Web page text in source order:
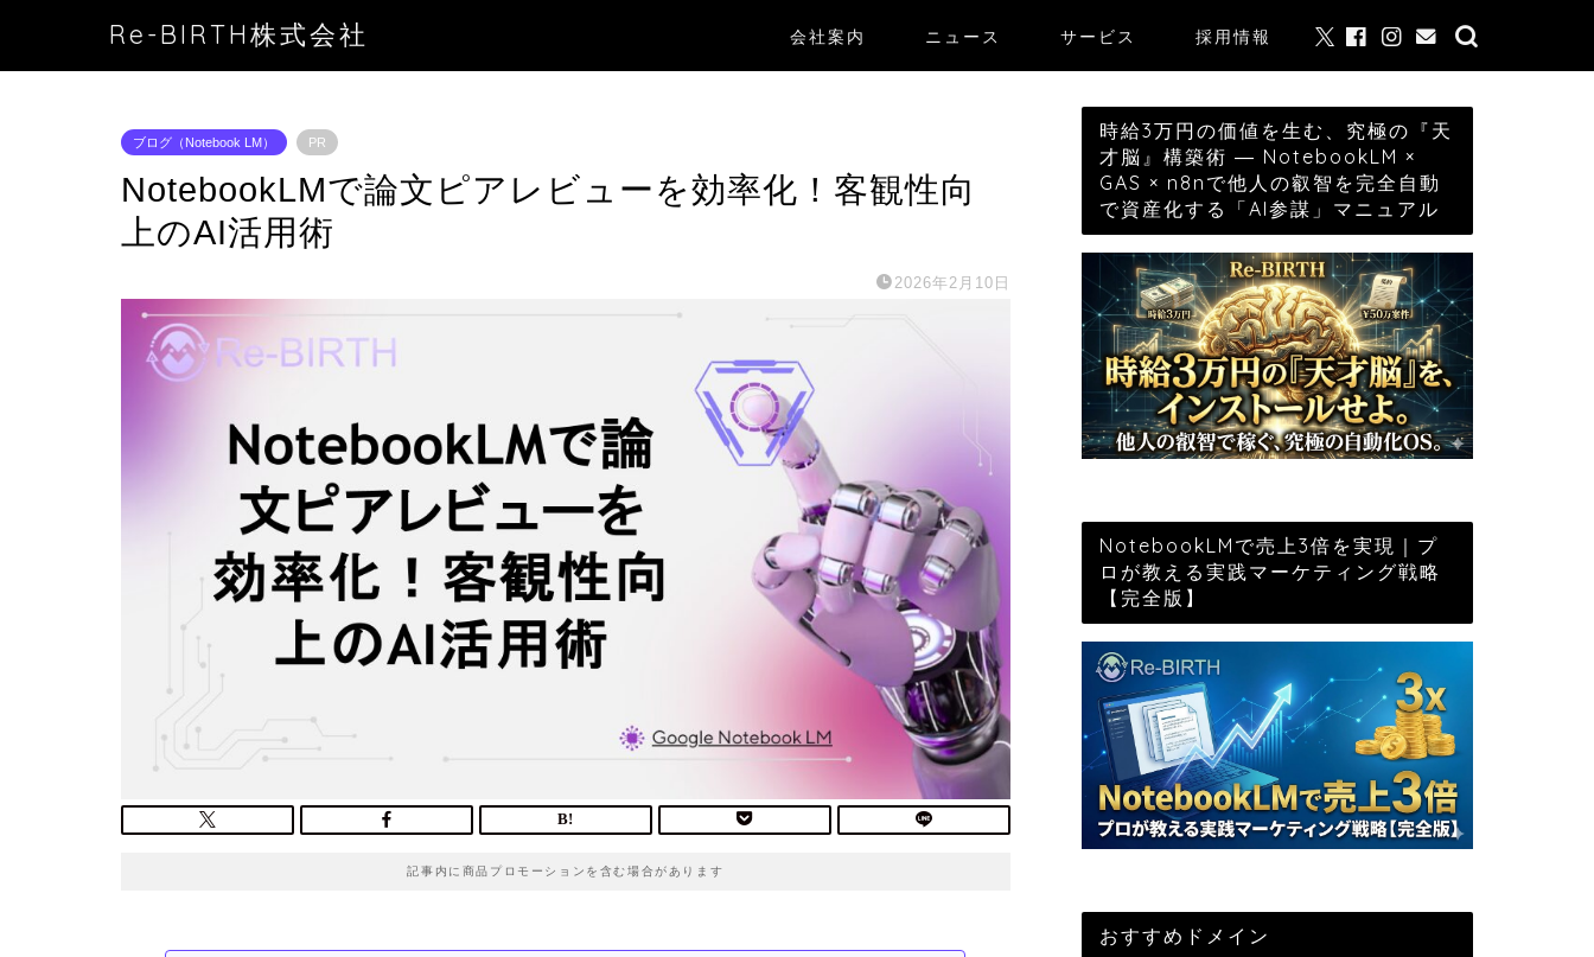
Re-BIRTH株式会社 会社案内 ニュース サービス 採用情報
ブログ（Notebook LM） PR
NotebookLMで論文ピアレビューを効率化！客観性向
上のAI活用術
2026年2月10日
記事内に商品プロモーションを含む場合があります
時給3万円の価値を生む、究極の『天
才脳』構築術 ― NotebookLM ×
GAS × n8nで他人の叡智を完全自動
で資産化する「AI参謀」マニュアル
NotebookLMで売上3倍を実現｜プ
ロが教える実践マーケティング戦略
【完全版】
おすすめドメイン